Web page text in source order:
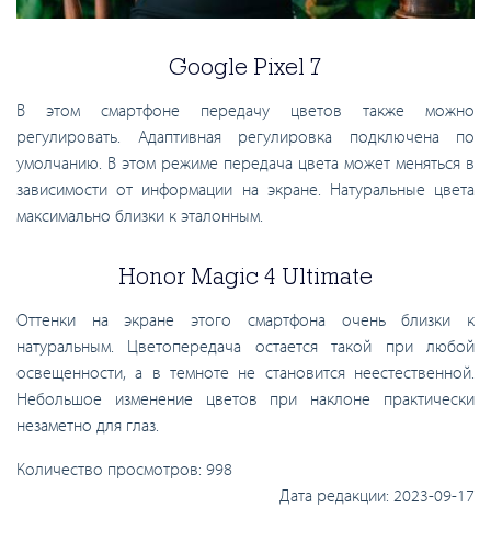
Google Pixel 7
В этом смартфоне передачу цветов также можно
регулировать. Адаптивная регулировка подключена по
умолчанию. В этом режиме передача цвета может меняться в
зависимости от информации на экране. Натуральные цвета
максимально близки к эталонным.
Honor Magic 4 Ultimate
Оттенки на экране этого смартфона очень близки к
натуральным. Цветопередача остается такой при любой
освещенности, а в темноте не становится неестественной.
Небольшое изменение цветов при наклоне практически
незаметно для глаз.
Количество просмотров: 998
Дата редакции: 2023-09-17